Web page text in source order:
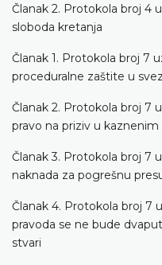
Članak 2. Protokola broj 4
sloboda kretanja
Članak 1. Protokola broj 7
proceduralne zaštite u
Članak 2. Protokola broj 7
pravo na priziv u
Članak 3. Protokola broj 7
naknada za pogrešnu
Članak 4. Protokola broj 7
pravoda se ne bude
stvari